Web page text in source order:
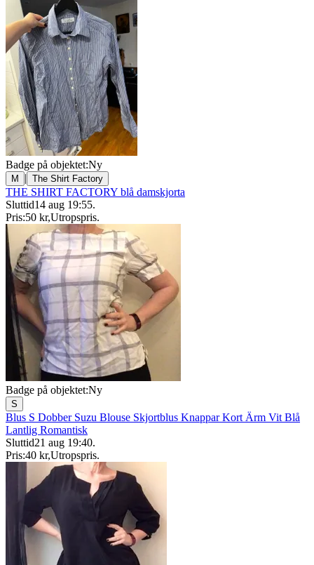
Badge på objektet:Ny
M | The Shirt Factory
THE SHIRT FACTORY blå damskjorta
Sluttid14 aug 19:55.
Pris:50 kr,Utropspris.
Badge på objektet:Ny
S
Blus S Dobber Suzu Blouse Skjortblus Knappar Kort Ärm Vit Blå
Lantlig Romantisk
Sluttid21 aug 19:40.
Pris:40 kr,Utropspris.